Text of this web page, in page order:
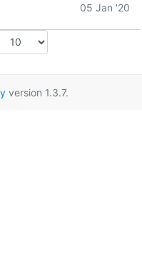
05 Jan '20
version 1.3.7.